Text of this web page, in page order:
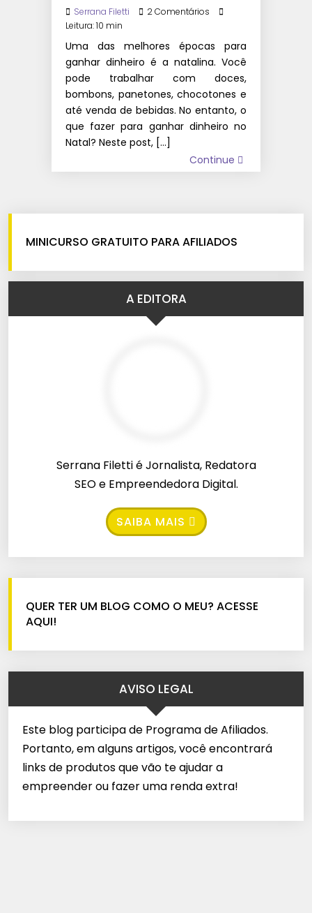
Serrana Filetti
2 Comentários
Leitura: 10 min
Uma das melhores épocas para
ganhar dinheiro é a natalina. Você
pode trabalhar com doces,
bombons, panetones, chocotones e
até venda de bebidas. No entanto, o
que fazer para ganhar dinheiro no
Natal? Neste post, […]
Continue
MINICURSO GRATUITO PARA AFILIADOS
A EDITORA
Serrana Filetti é Jornalista, Redatora
SEO e Empreendedora Digital.
SAIBA MAIS
QUER TER UM BLOG COMO O MEU? ACESSE
AQUI!
AVISO LEGAL
Este blog participa de Programa de Afiliados.
Portanto, em alguns artigos, você encontrará
links de produtos que vão te ajudar a
empreender ou fazer uma renda extra!